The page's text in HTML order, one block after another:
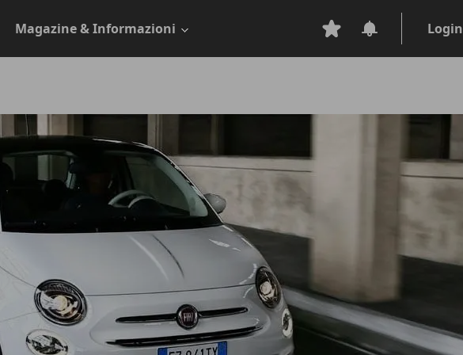
Magazine & Informazioni Login